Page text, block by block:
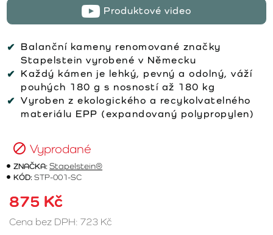
Produktové video
Balanční kameny renomované značky
Stapelstein vyrobené v Německu
Každý kámen je lehký, pevný a odolný, váží
pouhých 180 g s nosností až 180 kg
Vyroben z ekologického a recykolvatelného
materiálu EPP (expandovaný polypropylen)
Vyprodané
ZNAČKA:Stapelstein®
KÓD:STP-001-SC
875 Kč
Cena bez DPH: 723 Kč